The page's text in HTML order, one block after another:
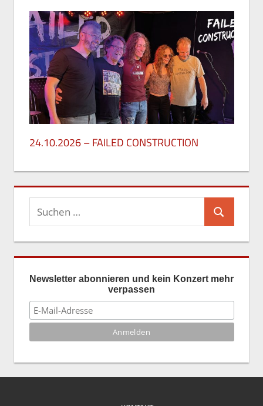
24.10.2026 – FAILED CONSTRUCTION
Suchen
nach:
Suchen
Newsletter abonnieren und kein Konzert mehr
verpassen